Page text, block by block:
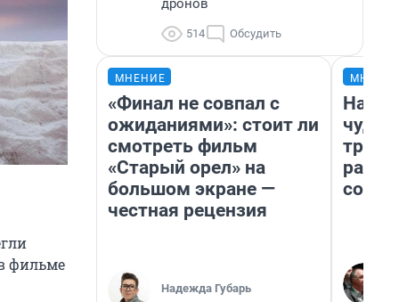
фильме
дронов
514 Обсудить
МНЕНИЕ
«Финал не совпал с
ожиданиями»: стоит ли
смотреть фильм
«Старый орел» на
большом экране —
честная рецензия
Надежда Губарь